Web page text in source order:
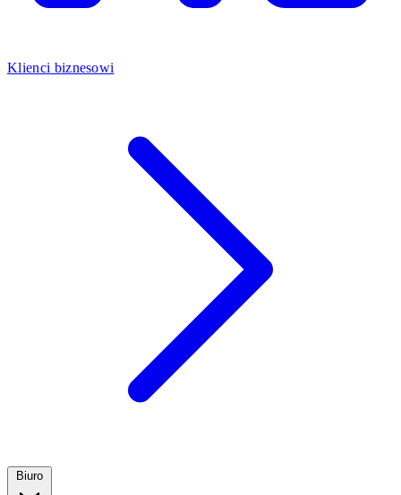
Klienci biznesowi
Biuro